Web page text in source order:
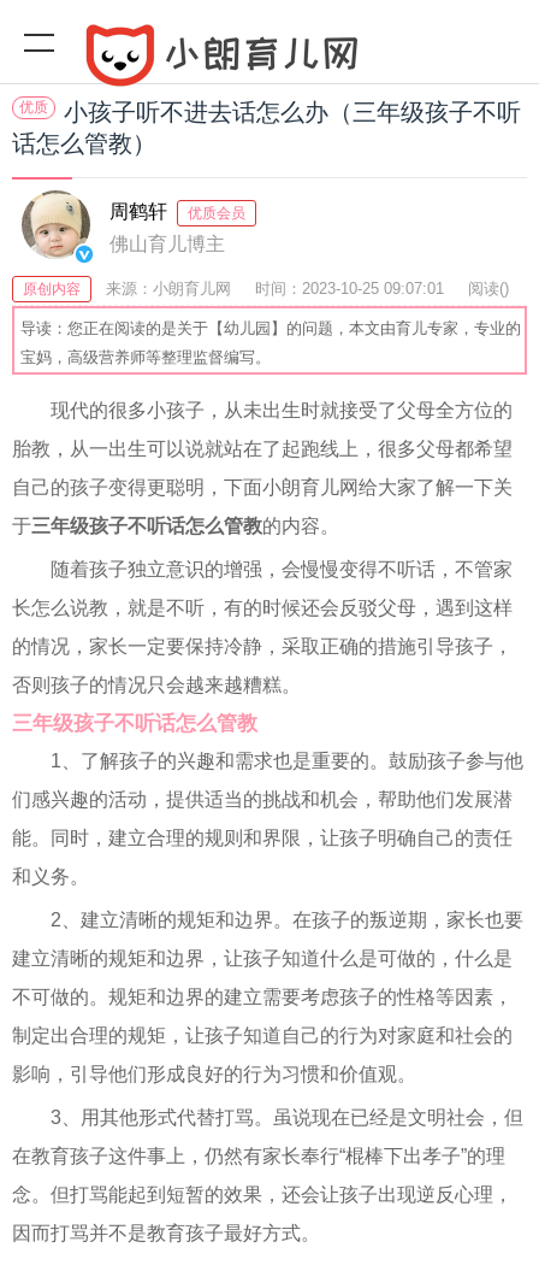
优质
小孩子听不进去话怎么办（三年级孩子不听
话怎么管教）
周鹤轩 优质会员
佛山育儿博主
原创内容 来源：小朗育儿网 时间：2023-10-25 09:07:01 阅读()
收藏：44 分享：45 爆
导读：您正在阅读的是关于【幼儿园】的问题，本文由育儿专家，专业的
宝妈，高级营养师等整理监督编写。
现代的很多小孩子，从未出生时就接受了父母全方位的
胎教，从一出生可以说就站在了起跑线上，很多父母都希望
自己的孩子变得更聪明，下面小朗育儿网给大家了解一下关
于三年级孩子不听话怎么管教的内容。
随着孩子独立意识的增强，会慢慢变得不听话，不管家
长怎么说教，就是不听，有的时候还会反驳父母，遇到这样
的情况，家长一定要保持冷静，采取正确的措施引导孩子，
否则孩子的情况只会越来越糟糕。
三年级孩子不听话怎么管教
1、了解孩子的兴趣和需求也是重要的。鼓励孩子参与他
们感兴趣的活动，提供适当的挑战和机会，帮助他们发展潜
能。同时，建立合理的规则和界限，让孩子明确自己的责任
和义务。
2、建立清晰的规矩和边界。在孩子的叛逆期，家长也要
建立清晰的规矩和边界，让孩子知道什么是可做的，什么是
不可做的。规矩和边界的建立需要考虑孩子的性格等因素，
制定出合理的规矩，让孩子知道自己的行为对家庭和社会的
影响，引导他们形成良好的行为习惯和价值观。
3、用其他形式代替打骂。虽说现在已经是文明社会，但
在教育孩子这件事上，仍然有家长奉行“棍棒下出孝子”的理
念。但打骂能起到短暂的效果，还会让孩子出现逆反心理，
因而打骂并不是教育孩子最好方式。